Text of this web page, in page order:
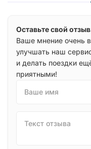
Оставьте свой отзыв
Ваше мнение очень
улучшать наш
и делать поездки
приятными!
Ваше имя
Текст отзыва